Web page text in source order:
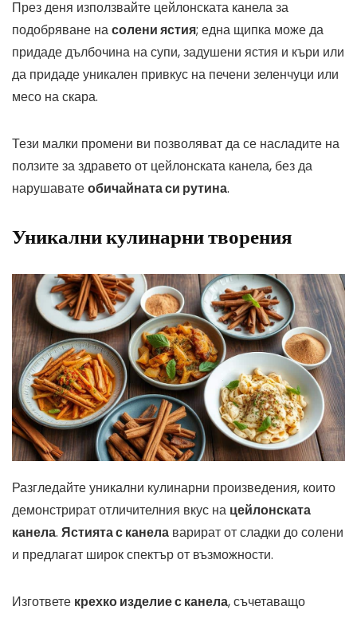
През деня използвайте цейлонската канела за
подобряване насолени ястия; една щипка може да
придаде дълбочина на супи, задушени ястия и къри или
да придаде уникален привкус на печени зеленчуци или
месо на скара.
Тези малки промени ви позволяват да се насладите на
ползите за здравето от цейлонската канела, без да
нарушаватеобичайната си рутина.
Уникални кулинарни творения
Разгледайте уникални кулинарни произведения, които
демонстрират отличителния вкус на цейлонската
канела. Ястията с канела варират от сладки до солени
и предлагат широк спектър от възможности.
Изгответе крехко изделие с канела, съчетаващо